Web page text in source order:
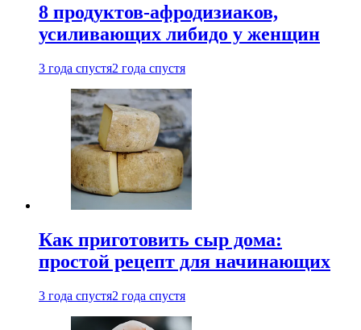
8 продуктов-афродизиаков,
усиливающих либидо у женщин
3 года спустя2 года спустя
Как приготовить сыр дома:
простой рецепт для начинающих
3 года спустя2 года спустя